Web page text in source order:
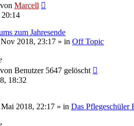
von Marcell
20:14
zum Jahresende
2018, 23:17 » in Off Topic
von Benutzer 5647 gelöscht
18:32
2018, 22:17 » in Das Pflegeschüler